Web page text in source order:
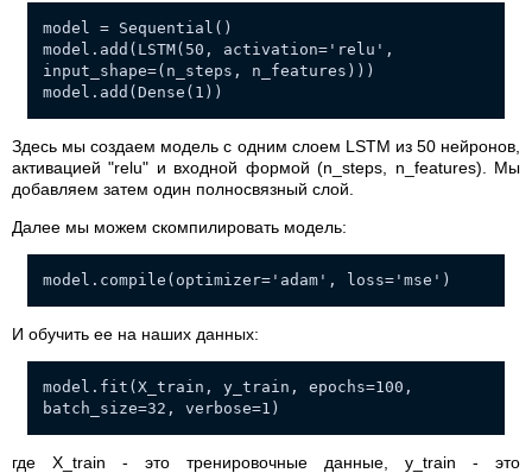
model = Sequential()
model.add(LSTM(50, activation='relu',
input_shape=(n_steps, n_features)))
model.add(Dense(1))
Здесь мы создаем модель с одним слоем LSTM из 50 нейронов,
активацией "relu" и входной формой (n_steps, n_features). Мы
добавляем затем один полносвязный слой.
Далее мы можем скомпилировать модель:
model.compile(optimizer='adam', loss='mse')
И обучить ее на наших данных:
model.fit(X_train, y_train, epochs=100,
batch_size=32, verbose=1)
где X_train - это тренировочные данные, y_train - это